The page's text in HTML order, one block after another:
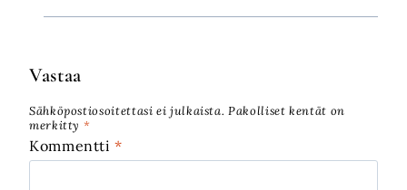
Vastaa
Sähköpostiosoitettasi ei julkaista. Pakolliset kentät on
merkitty *
Kommentti*